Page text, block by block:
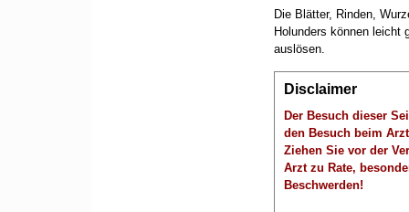
Die Blätter, Rinden,
Holunders können leicht
auslösen.
Disclaimer
Der Besuch dieser
den Besuch beim
Ziehen Sie vor der
Arzt zu Rate,
Beschwerden!